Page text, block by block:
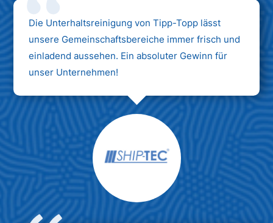
Die Unterhaltsreinigung von Tipp-Topp lässt
unsere Gemeinschaftsbereiche immer frisch und
einladend aussehen. Ein absoluter Gewinn für
unser Unternehmen!